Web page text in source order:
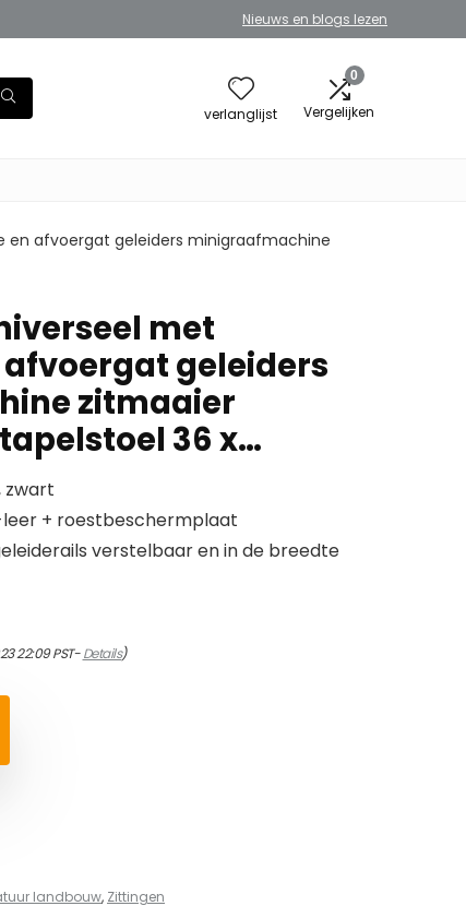
Nieuws en blogs lezen
verlanglijst
0
Vergelijken
en afvoergat geleiders minigraafmachine
met
geleiders
zitmaaier
36 x…
zwart
+ roestbeschermplaat
verstelbaar en in de breedte
22:09 PST-Details)
landbouw, Zittingen